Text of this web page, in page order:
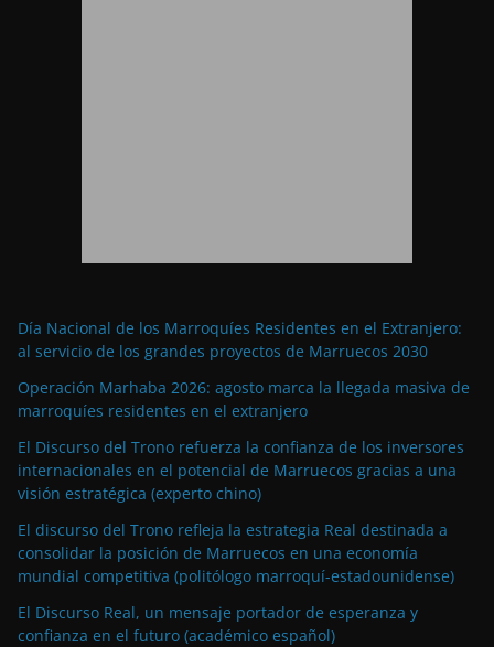
Día Nacional de los Marroquíes Residentes en el Extranjero:
al servicio de los grandes proyectos de Marruecos 2030
Operación Marhaba 2026: agosto marca la llegada masiva de
marroquíes residentes en el extranjero
El Discurso del Trono refuerza la confianza de los inversores
internacionales en el potencial de Marruecos gracias a una
visión estratégica (experto chino)
El discurso del Trono refleja la estrategia Real destinada a
consolidar la posición de Marruecos en una economía
mundial competitiva (politólogo marroquí-estadounidense)
El Discurso Real, un mensaje portador de esperanza y
confianza en el futuro (académico español)